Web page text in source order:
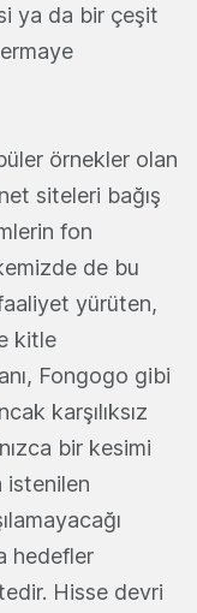
ya da bir çeşit
örnekler olan
siteleri bağış
fon
de bu
yürüten,
kitle
Fongogo gibi
karşılıksız
bir kesimi
istenilen
hedefler
Hisse devri